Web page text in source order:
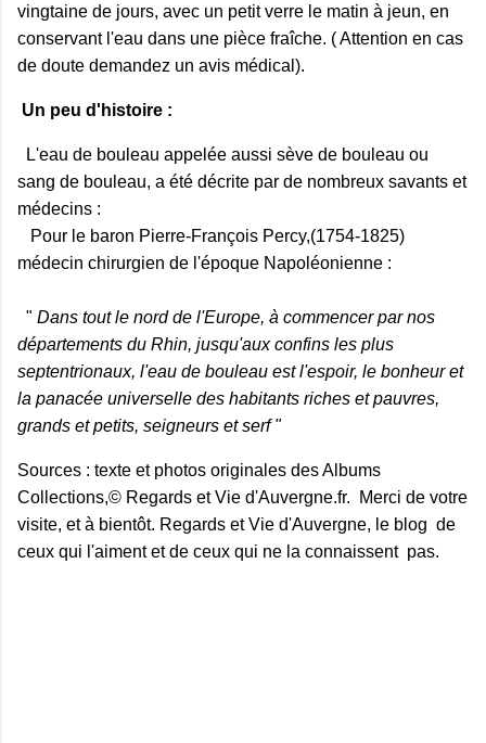
vingtaine de jours, avec un petit verre le matin à jeun, en
conservant l'eau dans une pièce fraîche. ( Attention en cas
de doute demandez un avis médical).
Un peu d'histoire :
L'eau de bouleau appelée aussi sève de bouleau ou
sang de bouleau, a été décrite par de nombreux savants et
médecins :
Pour le baron Pierre-François Percy,(1754-1825)
médecin chirurgien de l'époque Napoléonienne :
" Dans tout le nord de l'Europe, à commencer par nos
départements du Rhin, jusqu'aux confins les plus
septentrionaux, l'eau de bouleau est l'espoir, le bonheur et
la panacée universelle des habitants riches et pauvres,
grands et petits, seigneurs et serf "
Sources : texte et photos originales des Albums
Collections,© Regards et Vie d'Auvergne.fr. Merci de votre
visite, et à bientôt. Regards et Vie d'Auvergne, le blog de
ceux qui l'aiment et de ceux qui ne la connaissent pas.